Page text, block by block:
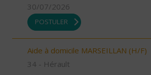
30/07/2026
POSTULER
Aide à domicile MARSEILLAN (H/F)
34 - Hérault